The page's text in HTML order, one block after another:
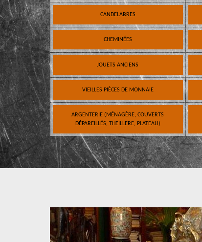
CANDELABRES
CHEMINÉES
JOUETS ANCIENS
VIEILLES PIÈCES DE MONNAIE
ARGENTERIE (MÉNAGÈRE, COUVERTS
DÉPAREILLÉS, THEILLERE, PLATEAU)